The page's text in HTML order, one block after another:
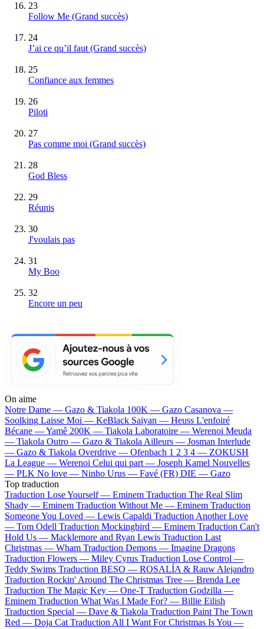
23
Follow Me (Grand succès)
24
J’ai ce qu’il faut (Grand succès)
25
Confiance aux femmes
26
Piloti
27
Pas comme moi (Grand succès)
28
God Bless
29
Réunis
30
J'voulais pas
31
My Boo
32
Encore un peu
On aime
Notre Dame — Gazo & Tiakola 100K — Gazo Casanova —
Soolking Laisse Moi — KeBlack Saiyan — Heuss L'enfoiré
Bécane —Yamê 200K — Tiakola Laboratoire — Werenoi Meuda
— Tiakola Outro — Gazo & Tiakola Ailleurs — Josman Interlude
— Gazo & Tiakola Overdrive — Ofenbach 1 2 3 4 — ZOKUSH
La League — Werenoi Celui qui part — Joseph Kamel Nouvelles
— PLK No love — Ninho Urus — Favé (FR) DIE — Gazo
Top traduction
Traduction Lose Yourself — Eminem Traduction The Real Slim
Shady — Eminem Traduction Without Me — Eminem Traduction
Someone You Loved — Lewis Capaldi Traduction Another Love
— Tom Odell Traduction Mockingbird — Eminem Traduction Can't
Hold Us — Macklemore and Ryan Lewis Traduction Last
Christmas — Wham Traduction Demons — Imagine Dragons
Traduction Flowers — Miley Cyrus Traduction Lose Control —
Teddy Swims Traduction BESO — ROSALÍA & Rauw Alejandro
Traduction Rockin' Around The Christmas Tree — Brenda Lee
Traduction The Magic Key — One-T Traduction Godzilla —
Eminem Traduction What Was I Made For? — Billie Eilish
Traduction Special — Dave & Tiakola Traduction Paint The Town
Red — Doja Cat Traduction All I Want For Christmas Is You —